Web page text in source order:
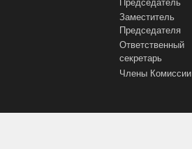
Заместитель
Председателя
Ответственный
секретарь
Члены Комиссии